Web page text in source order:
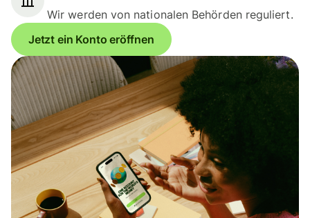
Wir werden von nationalen Behörden reguliert.
Jetzt ein Konto eröffnen